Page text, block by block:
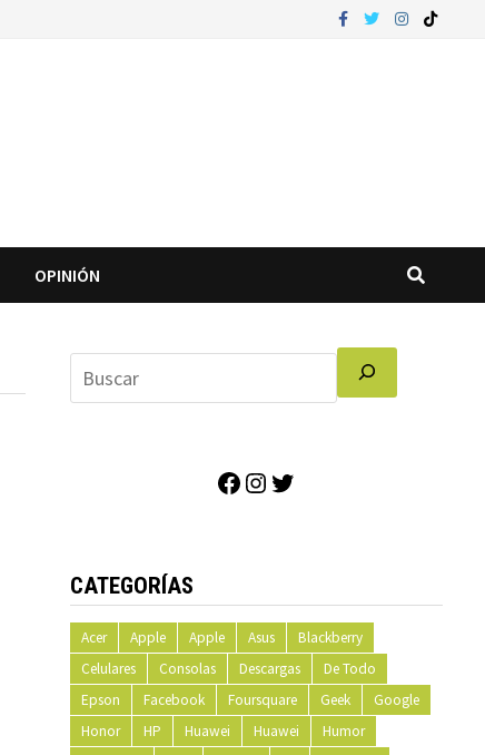
OPINIÓN
Facebook
Instagram
CATEGORÍAS
Acer Apple Apple Asus
Blackberry
Celulares
Consolas Descargas
De Todo
Epson
Facebook Foursquare Geek
Google
Honor
HP Huawei Huawei
Humor